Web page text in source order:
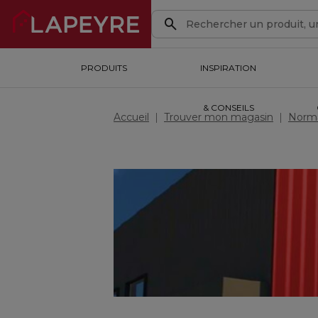
PRODUITS
INSPIRATION & CONSEILS INSPIRATION
& CONSEILS
OUTILS DE CONCEPTION
Accueil Trouver mon magasin